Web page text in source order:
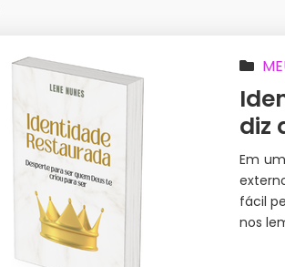
diz
Em
fácil
nos